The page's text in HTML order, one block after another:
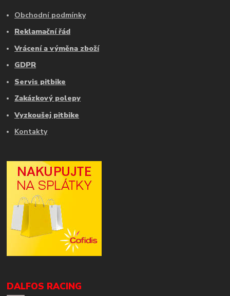
Obchodní podmínky
Reklamační řád
Vrácení a výměna zboží
GDPR
Servis pitbike
Zakázkový polepy
Vyzkoušej pitbike
Kontakty
DALFOS RACING